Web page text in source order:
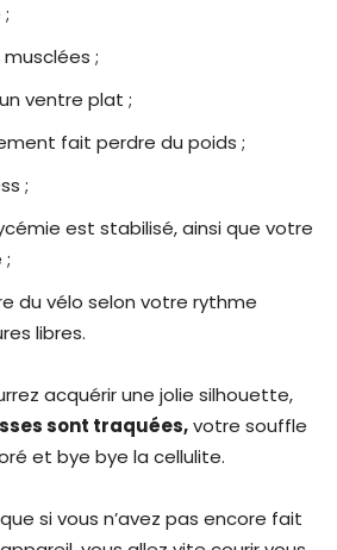
;
ventre plat ;
fait perdre du poids ;
;
est stabilisé, ainsi que votre
;
du vélo selon votre rythme
libres.
acquérir une jolie silhouette,
sont traquées,votre souffle
et bye bye la cellulite.
si vous n’avez pas encore fait